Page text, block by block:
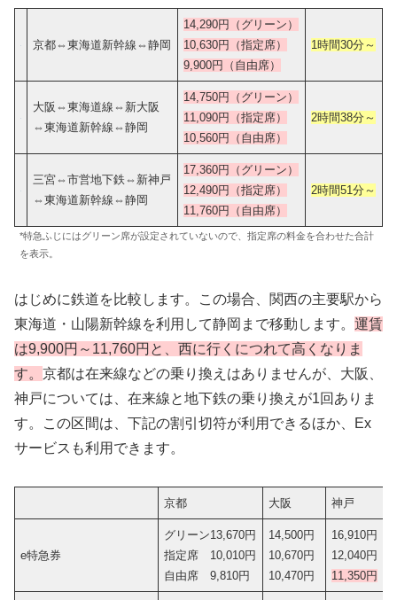
京都⇔東海道新幹線⇔静岡
14,290円 （グリーン）
10,630円（指定席）
9,900円（自由席）
1時間30分 ～
大阪⇔東海道線⇔新大阪
⇔東海道新幹線⇔静岡
14,750円 （グリーン）
11,090円（指定席）
10,560円（自由席）
2時間38分 ～
三宮⇔市営地下鉄⇔新神戸
⇔東海道新幹線⇔静岡
17,360円（グリーン）
12,490円（指定席）
11,760円（自由席）
2時間51分～
*特急ふじにはグリーン席が設定されていないので、指定席の料金を合わせた合計
を表示。
はじめに鉄道を比較します。この場合、関西の主要駅から
東海道・山陽新幹線を利用して静岡まで移動します。 運賃
は9,900円～11,760円と、西に行くにつれて高くなりま
す。 京都は在来線などの乗り換えはありませんが、大阪、
神戸については、在来線と地下鉄の乗り換えが1回ありま
す。この区間は、下記の割引切符が利用できるほか、Ex
サービスも利用できます。
京都 大阪 神戸
e特急券
グリーン13,670円
指定席 10,010円
自由席 9,810円
14,500円
10,670円
10,470円
16,910円
12,040円
11,350円